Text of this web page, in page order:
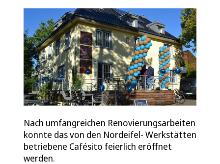
Nach umfangreichen Renovierungsarbeiten
konnte das von den Nordeifel- Werkstätten
betriebene Cafésito feierlich eröffnet
werden.